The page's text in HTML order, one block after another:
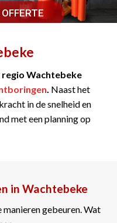
regio Wachtebeke
. Naast het
in de snelheid en
met een planning op
in Wachtebeke
manieren gebeuren. Wat